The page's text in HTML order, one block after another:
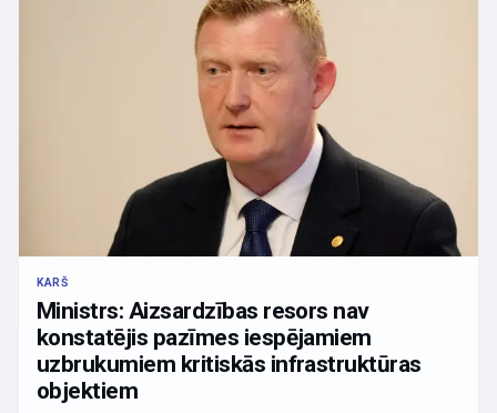
KARŠ
Ministrs: Aizsardzības resors nav
konstatējis pazīmes iespējamiem
uzbrukumiem kritiskās infrastruktūras
objektiem